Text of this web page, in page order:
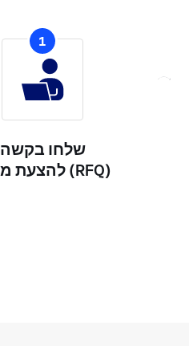
1
שלחו בקשה
להצעת מחיר (RFQ)